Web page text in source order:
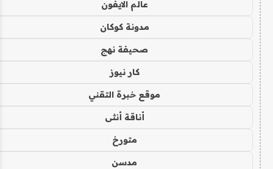
عالم الايفون
مدونة كوكان
صحيفة نهج
كار نيوز
موقع خبرة التقني
أناقة أنثى
متورخ
مدسن